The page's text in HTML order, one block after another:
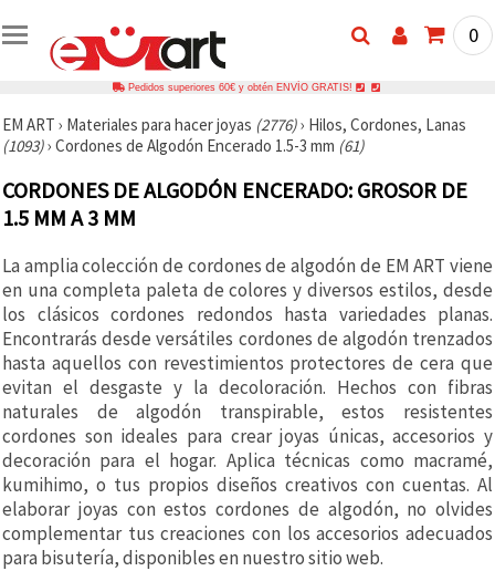
0
Pedidos superiores 60€ y obtén ENVÍO GRATIS!
EM ART › Materiales para hacer joyas (2776)› Hilos, Cordones, Lanas
(1093)› Cordones de Algodón Encerado 1.5-3 mm (61)
CORDONES DE ALGODÓN ENCERADO: GROSOR DE
1.5 MM A 3 MM
La amplia colección de cordones de algodón de EM ART viene
en una completa paleta de colores y diversos estilos, desde
los clásicos cordones redondos hasta variedades planas.
Encontrarás desde versátiles cordones de algodón trenzados
hasta aquellos con revestimientos protectores de cera que
evitan el desgaste y la decoloración. Hechos con fibras
naturales de algodón transpirable, estos resistentes
cordones son ideales para crear joyas únicas, accesorios y
decoración para el hogar. Aplica técnicas como macramé,
kumihimo, o tus propios diseños creativos con cuentas. Al
elaborar joyas con estos cordones de algodón, no olvides
complementar tus creaciones con los accesorios adecuados
para bisutería, disponibles en nuestro sitio web.